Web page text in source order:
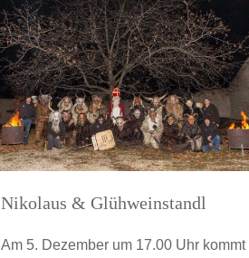
Nikolaus & Glühweinstandl
Am 5. Dezember um 17.00 Uhr kommt